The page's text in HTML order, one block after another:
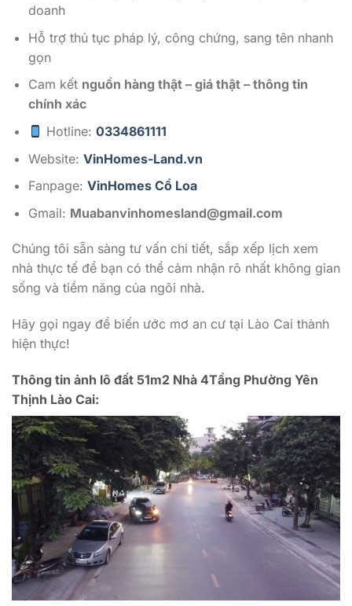
doanh
Hỗ trợ thủ tục pháp lý, công chứng, sang tên nhanh
gọn
Cam kết nguồn hàng thật – giá thật – thông tin
chính xác
Hotline:0334861111
Website: VinHomes-Land.vn
Fanpage: VinHomes Cổ Loa
Gmail: Muabanvinhomesland@gmail.com
Chúng tôi sẵn sàng tư vấn chi tiết, sắp xếp lịch xem
nhà thực tế để bạn có thể cảm nhận rõ nhất không gian
sống và tiềm năng của ngôi nhà.
Hãy gọi ngay để biến ước mơ an cư tại Lào Cai thành
hiện thực!
Thông tin ảnh lô đất 51m2 Nhà 4Tầng Phường Yên
Thịnh Lào Cai: